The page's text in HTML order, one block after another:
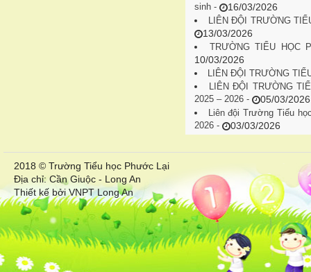
sinh - 16/03/2026
LIÊN ĐỘI TRƯỜNG
13/03/2026
TRƯỜNG TIỂU HỌC
10/03/2026
LIÊN ĐỘI TRƯỜNG
LIÊN ĐỘI TRƯỜNG
2025 – 2026 - 05/03/2026
Liên đội Trường Tiểu
2026 - 03/03/2026
2018 © Trường Tiểu học Phước Lại
Địa chỉ: Cần Giuộc - Long An
Thiết kế bởi VNPT Long An